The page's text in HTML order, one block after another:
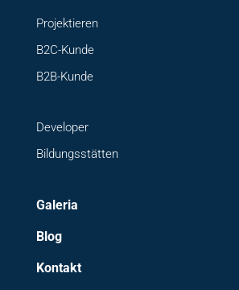
Projektieren
B2C-Kunde
B2B-Kunde
Developer
Bildungsstätten
Galeria
Blog
Kontakt